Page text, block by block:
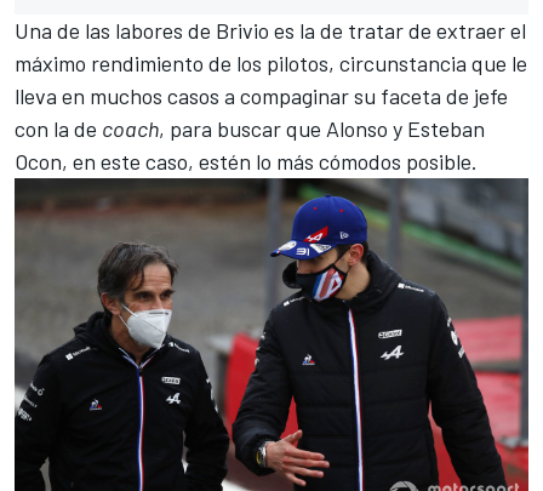
Una de las labores de Brivio es la de tratar de extraer el
máximo rendimiento de los pilotos, circunstancia que le
lleva en muchos casos a compaginar su faceta de jefe
con la de coach, para buscar que Alonso y Esteban
Ocon, en este caso, estén lo más cómodos posible.